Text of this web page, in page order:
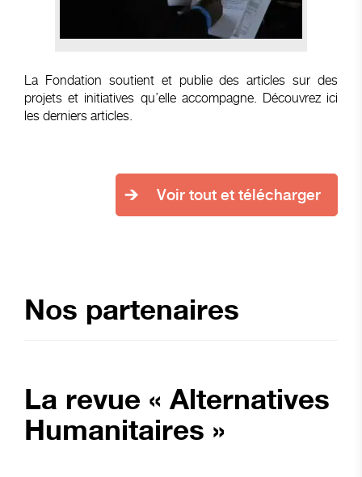
La Fondation soutient et publie des articles sur des
projets et initiatives qu’elle accompagne. Découvrez ici
les derniers articles.
Voir tout et télécharger
Nos partenaires
La revue « Alternatives
Humanitaires »